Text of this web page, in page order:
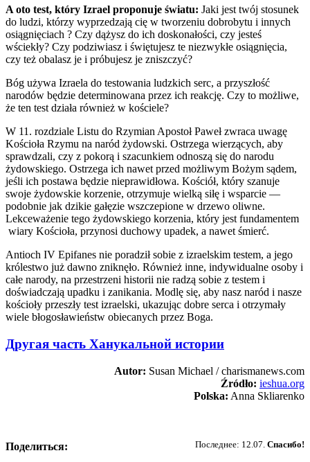
A oto test, który Izrael proponuje światu: Jaki jest twój stosunek
do ludzi, którzy wyprzedzają cię w tworzeniu dobrobytu i innych
osiągnięciach ? Czy dążysz do ich doskonałości, czy jesteś
wściekły? Czy podziwiasz i świętujesz te niezwykłe osiągnięcia,
czy też obalasz je i próbujesz je zniszczyć?
Bóg używa Izraela do testowania ludzkich serc, a przyszłość
narodów będzie determinowana przez ich reakcję. Czy to możliwe,
że ten test działa również w kościele?
W 11. rozdziale Listu do Rzymian Apostoł Paweł zwraca uwagę
Kościoła Rzymu na naród żydowski. Ostrzega wierzących, aby
sprawdzali, czy z pokorą i szacunkiem odnoszą się do narodu
żydowskiego. Ostrzega ich nawet przed możliwym Bożym sądem,
jeśli ich postawa będzie nieprawidłowa. Kościół, który szanuje
swoje żydowskie korzenie, otrzymuje wielką siłę i wsparcie —
podobnie jak dzikie gałęzie wszczepione w drzewo oliwne.
Lekceważenie tego żydowskiego korzenia, który jest fundamentem
wiary Kościoła, przynosi duchowy upadek, a nawet śmierć.
Antioch IV Epifanes nie poradził sobie z izraelskim testem, a jego
królestwo już dawno zniknęło. Również inne, indywidualne osoby i
całe narody, na przestrzeni historii nie radzą sobie z testem i
doświadczają upadku i zanikania. Modlę się, aby nasz naród i nasze
kościoły przeszły test izraelski, ukazując dobre serca i otrzymały
wiele błogosławieństw obiecanych przez Boga.
Другая часть Ханукальной истории
Autor: Susan Michael / charismanews.com
Źródło: ieshua.org
Polska: Anna Skliarenko
Последнее: 12.07. Спасибо!
Поделиться: